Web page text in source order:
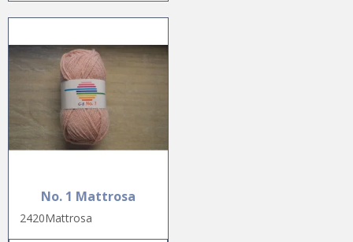
No. 1 Mattrosa
2420Mattrosa